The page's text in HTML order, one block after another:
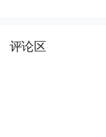
评论区